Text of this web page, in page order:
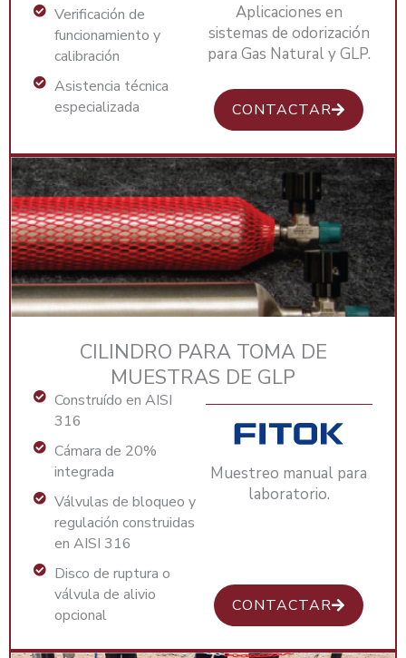
Verificación de
funcionamiento y
calibración
Asistencia técnica
especializada
Aplicaciones en
sistemas de odorización
para Gas Natural y GLP.
CONTACTAR
CILINDRO PARA TOMA DE
MUESTRAS DE GLP
Construído en AISI
316
Cámara de 20%
integrada
Válvulas de bloqueo y
regulación construidas
en AISI 316
Disco de ruptura o
válvula de alivio
opcional
Muestreo manual para
laboratorio.
CONTACTAR